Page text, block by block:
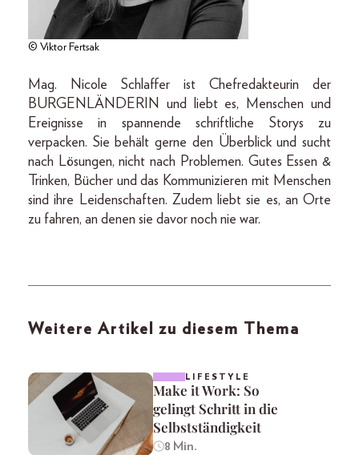
© Viktor Fertsak
Mag. Nicole Schlaffer ist Chefredakteurin der
BURGENLÄNDERIN und liebt es, Menschen und
Ereignisse in spannende schriftliche Storys zu
verpacken. Sie behält gerne den Überblick und sucht
nach Lösungen, nicht nach Problemen. Gutes Essen &
Trinken, Bücher und das Kommunizieren mit Menschen
sind ihre Leidenschaften. Zudem liebt sie es, an Orte
zu fahren, an denen sie davor noch nie war.
Weitere Artikel zu diesem Thema
LIFESTYLE
Make it Work: So
gelingt Schritt in die
Selbstständigkeit
8 Min.